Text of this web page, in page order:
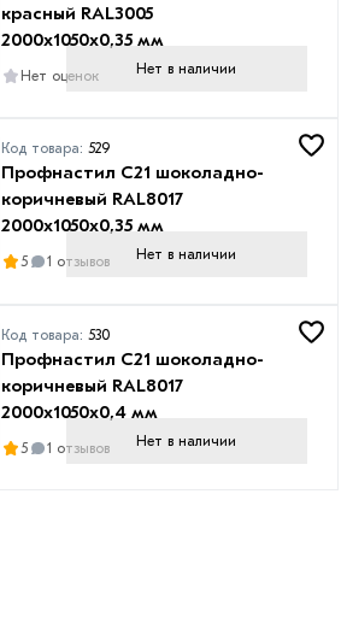
красный RAL3005
2000х1050х0,35 мм
Нет оценок Нет в наличии
Код товара: 529
Профнастил С21 шоколадно-
коричневый RAL8017
2000х1050х0,35 мм
5 1 отзывов Нет в наличии
Код товара: 530
Профнастил С21 шоколадно-
коричневый RAL8017
2000х1050х0,4 мм
5 1 отзывов Нет в наличии